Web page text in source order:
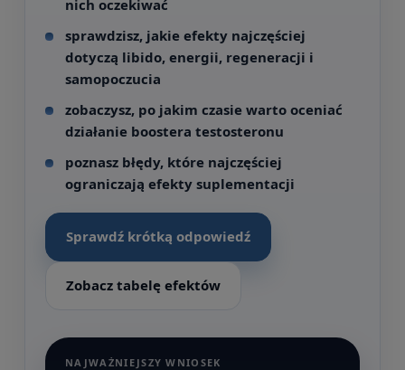
nich oczekiwać
sprawdzisz, jakie efekty najczęściej
dotyczą libido, energii, regeneracji i
samopoczucia
zobaczysz, po jakim czasie warto oceniać
działanie boostera testosteronu
poznasz błędy, które najczęściej
ograniczają efekty suplementacji
Sprawdź krótką odpowiedź
Zobacz tabelę efektów
NAJWAŻNIEJSZY WNIOSEK